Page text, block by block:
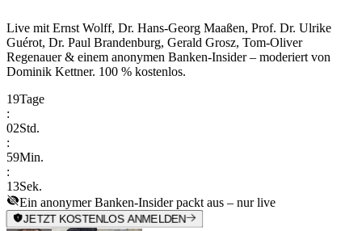
Live mit Ernst Wolff, Dr. Hans-Georg Maaßen, Prof. Dr. Ulrike
Guérot, Dr. Paul Brandenburg, Gerald Grosz, Tom-Oliver
Regenauer & einem anonymen Banken-Insider– moderiert von
Dominik Kettner. 100 % kostenlos.
19Tage
:
02Std.
:
59Min.
:
13Sek.
Ein anonymer Banken-Insider packt aus – nur live
JETZT KOSTENLOS ANMELDEN